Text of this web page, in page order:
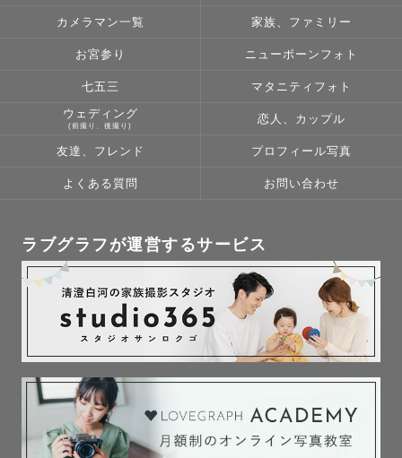
カメラマン一覧 家族、ファミリー
お宮参り ニューボーンフォト
七五三 マタニティフォト
ウェディング
(前撮り、後撮り)
恋人、カップル
友達、フレンド プロフィール写真
よくある質問 お問い合わせ
ラブグラフが運営するサービス